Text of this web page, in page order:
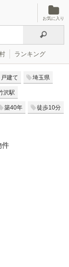
お気に入り
ランキング
戸建て 埼玉県
沢駅
築40年 徒歩10分
件